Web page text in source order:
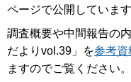
ページで公開していま
調査概要や中間報告の
だよりvol.39」を参考資
ますのでご覧ください。